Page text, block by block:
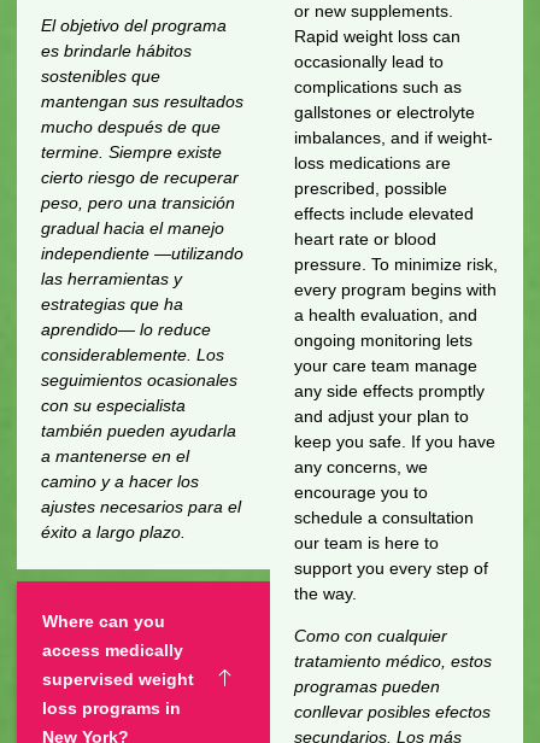
El objetivo del programa
es brindarle hábitos
sostenibles que
mantengan sus resultados
mucho después de que
termine. Siempre existe
cierto riesgo de recuperar
peso, pero una transición
gradual hacia el manejo
independiente —utilizando
las herramientas y
estrategias que ha
aprendido— lo reduce
considerablemente. Los
seguimientos ocasionales
con su especialista
también pueden ayudarla
a mantenerse en el
camino y a hacer los
ajustes necesarios para el
éxito a largo plazo.
Where can you
access medically
supervised weight
loss programs in
New York?
or new supplements.
Rapid weight loss can
occasionally lead to
complications such as
gallstones or electrolyte
imbalances, and if weight-
loss medications are
prescribed, possible
effects include elevated
heart rate or blood
pressure. To minimize risk,
every program begins with
a health evaluation, and
ongoing monitoring lets
your care team manage
any side effects promptly
and adjust your plan to
keep you safe. If you have
any concerns, we
encourage you to
schedule a consultation
our team is here to
support you every step of
the way.
Como con cualquier
tratamiento médico, estos
programas pueden
conllevar posibles efectos
secundarios. Los más